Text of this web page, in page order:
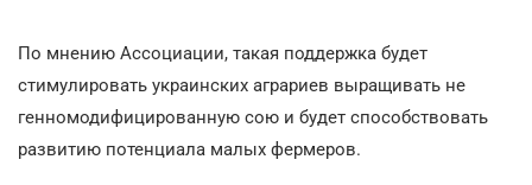
По мнению Ассоциации, такая поддержка будет
стимулировать украинских аграриев выращивать не
генномодифицированную сою и будет способствовать
развитию потенциала малых фермеров.